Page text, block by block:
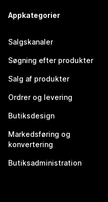
Appkategorier
Salgskanaler
Søgning efter produkter
Salg af produkter
Ordrer og levering
Butiksdesign
Markedsføring og
konvertering
Butiksadministration